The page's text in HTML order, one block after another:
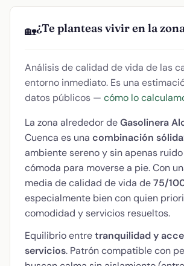
🏡¿Te planteas vivir en la
Análisis de calidad de vida de las
entorno inmediato. Es una
datos públicos — cómo lo
La zona alrededor deGasolinera
Cuenca es una combinación sólida
ambiente sereno y sin apenas
cómoda para moverse a pie. Con
media de calidad de vida de75/
especialmente bien con quien
comodidad y servicios resueltos.
Equilibrio entretranquilidad y
servicios. Patrón compatible con